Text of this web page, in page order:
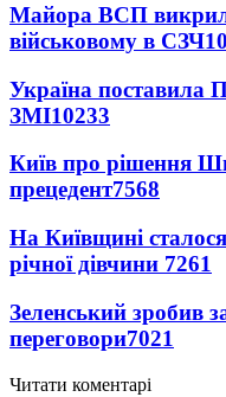
Майора ВСП
військовому в СЗЧ
Україна поставила
ЗМІ10233
Київ про рішення
прецедент7568
На Київщині
річної дівчини 7261
Зеленський зробив
переговори7021
Читати коментарі